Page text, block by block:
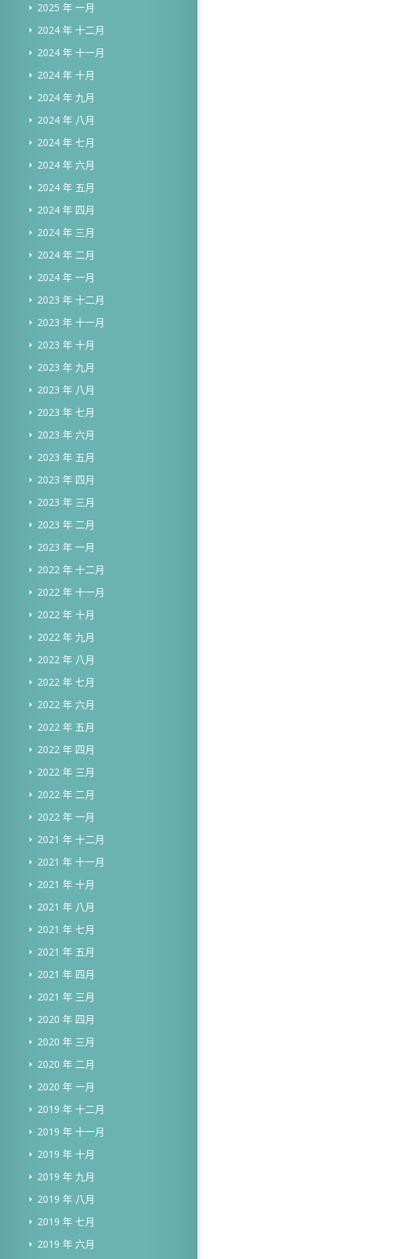
2025 年 一月
2024 年 十二月
2024 年 十一月
2024 年 十月
2024 年 九月
2024 年 八月
2024 年 七月
2024 年 六月
2024 年 五月
2024 年 四月
2024 年 三月
2024 年 二月
2024 年 一月
2023 年 十二月
2023 年 十一月
2023 年 十月
2023 年 九月
2023 年 八月
2023 年 七月
2023 年 六月
2023 年 五月
2023 年 四月
2023 年 三月
2023 年 二月
2023 年 一月
2022 年 十二月
2022 年 十一月
2022 年 十月
2022 年 九月
2022 年 八月
2022 年 七月
2022 年 六月
2022 年 五月
2022 年 四月
2022 年 三月
2022 年 二月
2022 年 一月
2021 年 十二月
2021 年 十一月
2021 年 十月
2021 年 八月
2021 年 七月
2021 年 五月
2021 年 四月
2021 年 三月
2020 年 四月
2020 年 三月
2020 年 二月
2020 年 一月
2019 年 十二月
2019 年 十一月
2019 年 十月
2019 年 九月
2019 年 八月
2019 年 七月
2019 年 六月